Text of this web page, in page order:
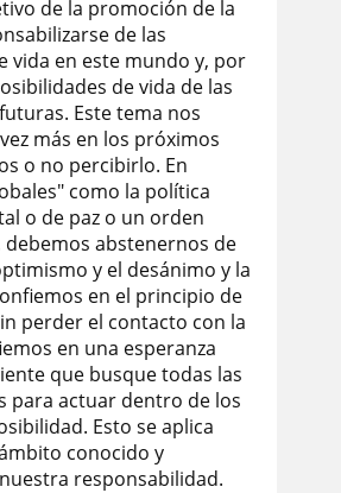
de la promoción de la
de las
vida en este mundo y, por
de vida de las
Este tema nos
más en los próximos
o no percibirlo. En
como la política
o de paz o un orden
abstenernos de
y el desánimo y la
en el principio de
perder el contacto con la
en una esperanza
que busque todas las
para actuar dentro de los
Esto se aplica
conocido y
responsabilidad.